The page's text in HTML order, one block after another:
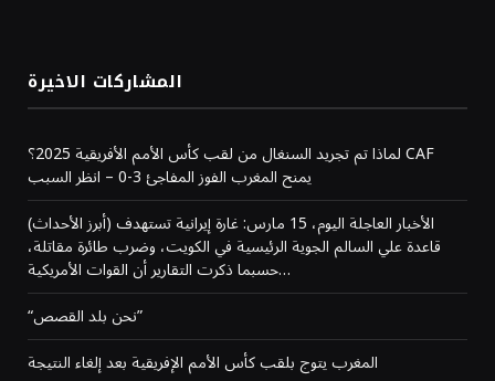
المشاركات الاخيرة
لماذا تم تجريد السنغال من لقب كأس الأمم الأفريقية 2025؟ CAF
يمنح المغرب الفوز المفاجئ 3-0 – انظر السبب
(أبرز الأحداث) الأخبار العاجلة اليوم، 15 مارس: غارة إيرانية تستهدف
قاعدة علي السالم الجوية الرئيسية في الكويت، وضرب طائرة مقاتلة،
حسبما ذكرت التقارير أن القوات الأمريكية…
“نحن بلد القصص”
المغرب يتوج بلقب كأس الأمم الإفريقية بعد إلغاء النتيجة